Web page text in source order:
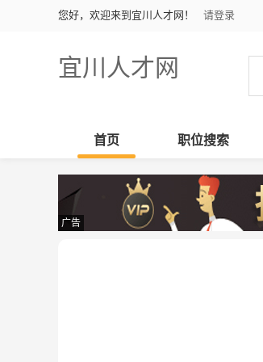
您好，欢迎来到宜川人才网！ 请登录
宜川人才网
首页 职位搜索
广告